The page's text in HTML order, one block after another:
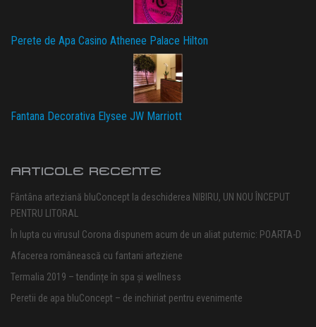
Perete de Apa Casino Athenee Palace Hilton
Fantana Decorativa Elysee JW Marriott
ARTICOLE RECENTE
Fântâna arteziană bluConcept la deschiderea NIBIRU, UN NOU ÎNCEPUT
PENTRU LITORAL
În lupta cu virusul Corona dispunem acum de un aliat puternic: POARTA-D
Afacerea românească cu fantani arteziene
Termalia 2019 – tendințe în spa și wellness
Peretii de apa bluConcept – de inchiriat pentru evenimente